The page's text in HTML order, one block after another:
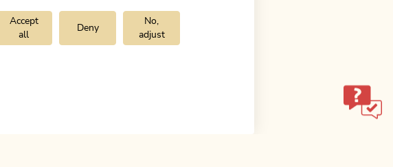
Accept
all
Deny
No,
adjust